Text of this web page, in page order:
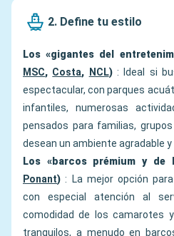
2. Define tu estilo
Los «gigantes del
MSC, Costa, NCL): Ideal si
espectacular, con parques
infantiles, numerosas
pensados para familias,
desean un ambiente agradable y
Los «barcos prémium y de
Ponant) : La mejor opción
con especial atención al
comodidad de los camarotes
tranquilos, a menudo en